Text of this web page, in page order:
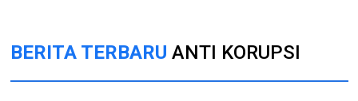
BERITA TERBARU ANTI KORUPSI